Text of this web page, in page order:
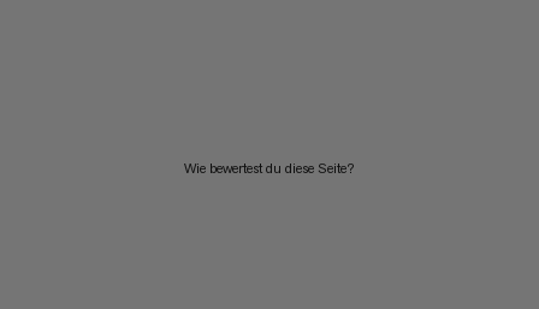
Wie bewertest du diese Seite?